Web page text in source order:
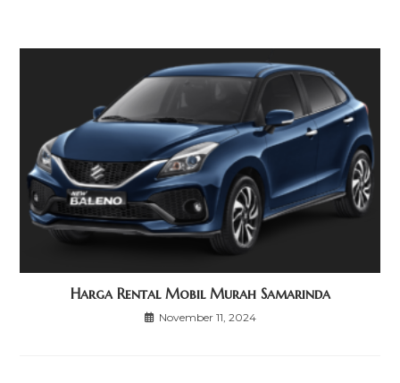
Harga Rental Mobil Murah Samarinda
November 11, 2024